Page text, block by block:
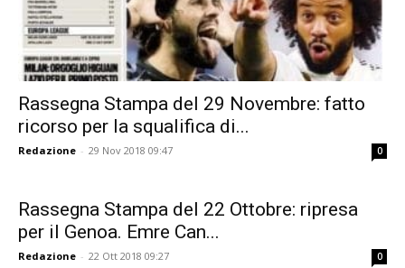
Rassegna Stampa del 29 Novembre: fatto
ricorso per la squalifica di...
Redazione - 29 Nov 2018 09:47 0
Rassegna Stampa del 22 Ottobre: ripresa
per il Genoa. Emre Can...
Redazione - 22 Ott 2018 09:27 0